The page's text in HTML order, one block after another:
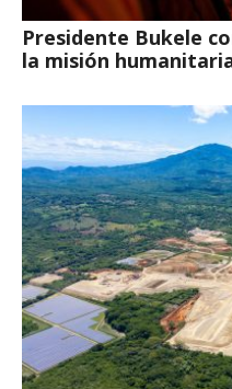
Presidente Bukele
la misión